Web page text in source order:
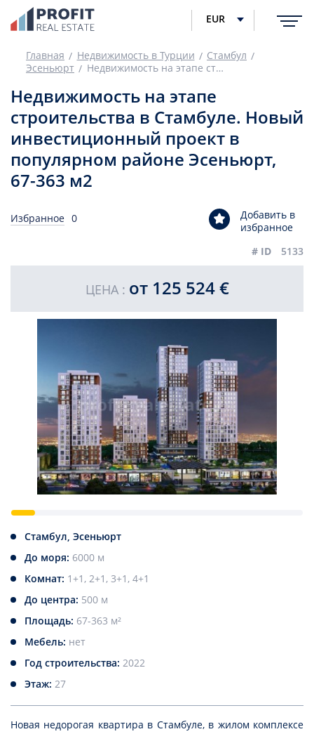
EUR
Главная Недвижимость в Турции
Стамбул
Эсеньюрт
Недвижимость на этапе строительства в Стамбуле. Новый инвестиционный проект в популярном районе Эсеньюрт, 67-363 м2
Недвижимость на этапе
строительства в Стамбуле. Новый
инвестиционный проект в
популярном районе Эсеньюрт,
67-363 м2
Избранное 0
Добавить в
избранное
# ID
5133
ЦЕНА : от 125 524 €
Стамбул, Эсеньюрт
До моря: 6000 м
Комнат: 1+1, 2+1, 3+1, 4+1
До центра: 500 м
Площадь: 67-363 м²
Мебель: нет
Год строительства: 2022
Этаж: 27
Новая недорогая квартира в Стамбуле, в жилом комплексе